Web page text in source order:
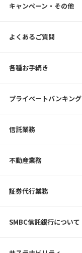
キャンペーン・その他
よくあるご質問
各種お手続き
プライベートバンキング
信託業務
不動産業務
証券代行業務
SMBC信託銀行について